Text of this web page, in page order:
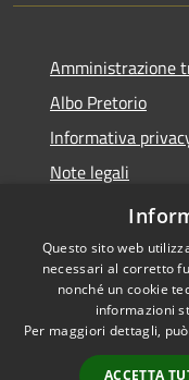
Amministrazione
Albo Pretorio
Informativa
Note legali
Dichiarazione di
Accessibilità
Questo sito web
necessari al corretto
nonché un cookie
informazioni
Per maggiori dettagli,
ACCETTA